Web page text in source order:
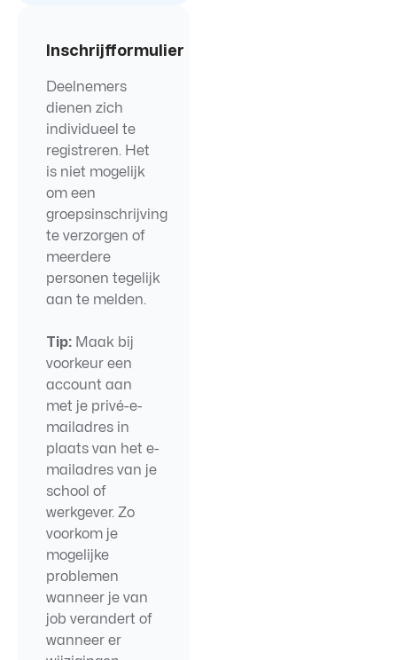
Inschrijfformulier
Deelnemers
dienen zich
individueel te
registreren. Het
is niet mogelijk
om een
groepsinschrijving
te verzorgen of
meerdere
personen tegelijk
aan te melden.
Tip: Maak bij
voorkeur een
account aan
met je privé-e-
mailadres in
plaats van het e-
mailadres van je
school of
werkgever. Zo
voorkom je
mogelijke
problemen
wanneer je van
job verandert of
wanneer er